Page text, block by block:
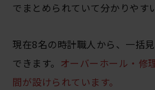
でまとめられていて分かりやす
現在8名の時計職人から、一括
できます。 オーバーホール・修
間が設けられています。